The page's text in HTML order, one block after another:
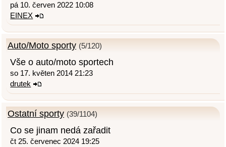
pá 10. červen 2022 10:08
EINEX
Auto/Moto sporty (5/120)
Vše o auto/moto sportech
so 17. květen 2014 21:23
drutek
Ostatní sporty (39/1104)
Co se jinam nedá zařadit
čt 25. červenec 2024 19:25